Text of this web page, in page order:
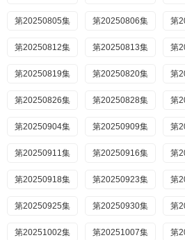
第20250805集 第20250806集 第
第20250812集 第20250813集 第
第20250819集 第20250820集 第
第20250826集 第20250828集 第
第20250904集 第20250909集 第
第20250911集 第20250916集 第
第20250918集 第20250923集 第
第20250925集 第20250930集 第
第20251002集 第20251007集 第